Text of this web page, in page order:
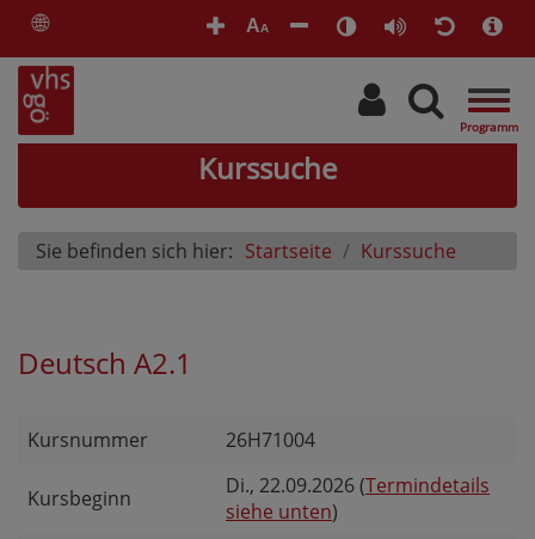
🌐 AA
Kurssuche
Sie befinden sich hier: Startseite Kurssuche
Deutsch A2.1
Kursnummer 26H71004
Kursbeginn Di., 22.09.2026 (Termindetails
siehe unten)